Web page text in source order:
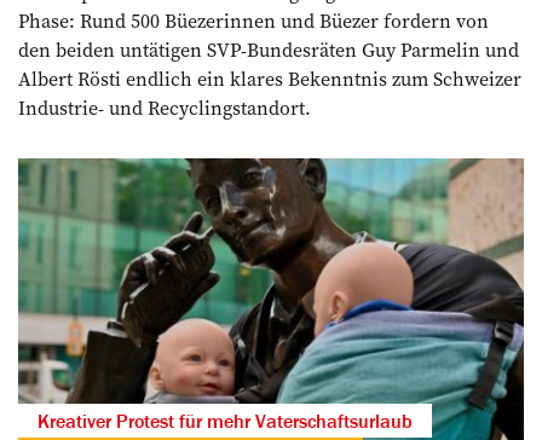
Phase: Rund 500 Büezerinnen und Büezer fordern von
den beiden untätigen SVP-Bundesräten Guy Parmelin und
Albert Rösti endlich ein klares Bekenntnis zum Schweizer
Industrie- und Recyclingstandort.
Kreativer Protest für mehr Vaterschaftsurlaub